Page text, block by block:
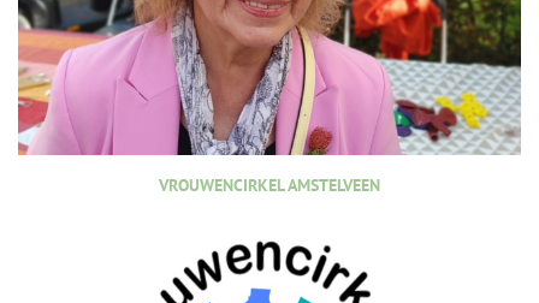
VROUWENCIRKEL AMSTELVEEN